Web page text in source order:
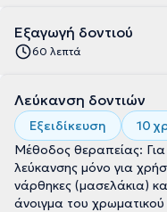
Εξαγωγή δοντιού
60 λεπτά
Λεύκανση δοντιών
Εξειδίκευση
10
Μέθοδος θεραπείας: Για
λεύκανσης μόνο για
νάρθηκες (μασελάκια)
άνοιγμα του